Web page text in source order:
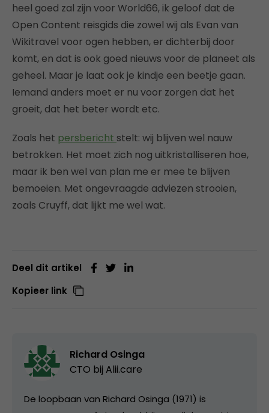
heel goed zal zijn voor World66, ik geloof dat de
Open Content reisgids die zowel wij als Evan van
Wikitravel voor ogen hebben, er dichterbij door
komt, en dat is ook goed nieuws voor de planeet als
geheel. Maar je laat ook je kindje een beetje gaan.
Iemand anders moet er nu voor zorgen dat het
groeit, dat het beter wordt etc.
Zoals het persbericht stelt: wij blijven wel nauw
betrokken. Het moet zich nog uitkristalliseren hoe,
maar ik ben wel van plan me er mee te blijven
bemoeien. Met ongevraagde adviezen strooien,
zoals Cruyff, dat lijkt me wel wat.
Deel dit artikel
Kopieer link
Richard Osinga
CTO bij Alii.care
De loopbaan van Richard Osinga (1971) is